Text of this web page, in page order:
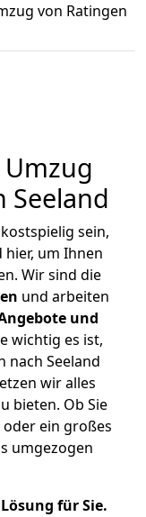
von Ratingen
Seeland
sein,
um Ihnen
Wir sind die
und arbeiten
und
wichtig es ist,
nach Seeland
wir alles
bieten. Ob Sie
ein großes
umgezogen
für Sie.